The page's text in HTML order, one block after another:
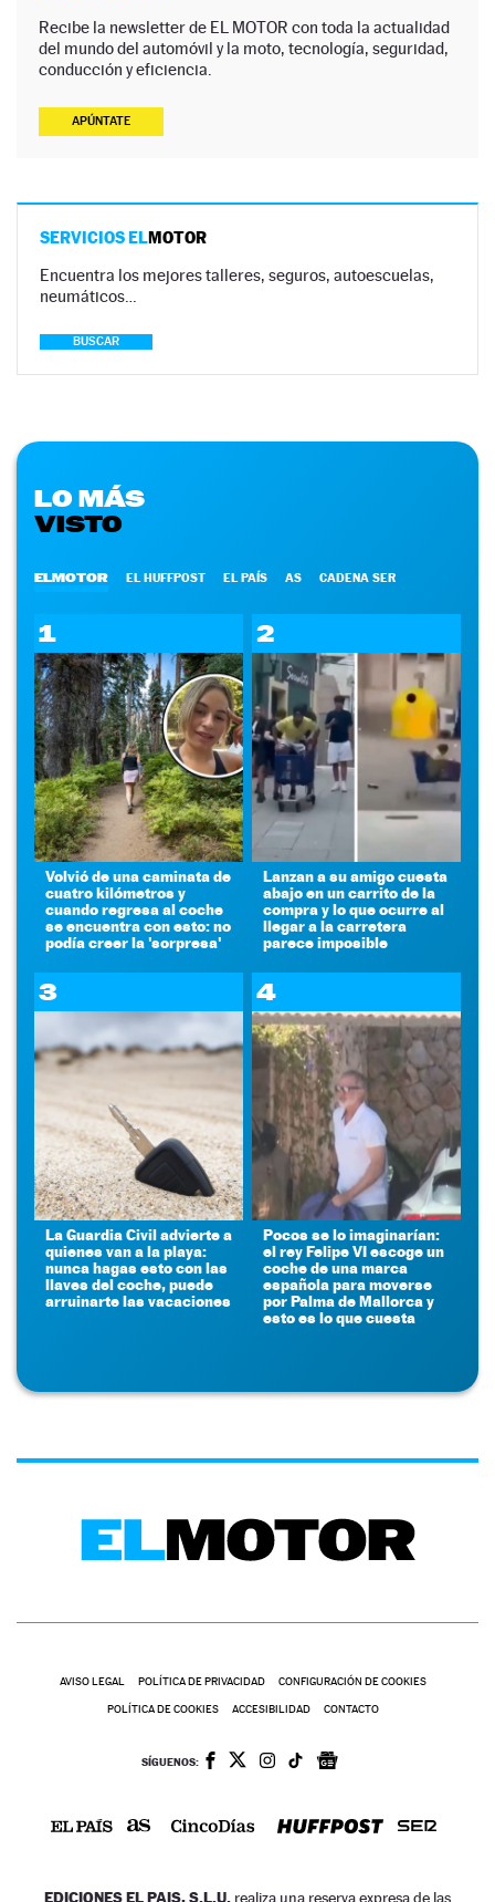
Recibe la newsletter de EL MOTOR con toda la actualidad
del mundo del automóvil y la moto, tecnología, seguridad,
conducción y eficiencia.
APÚNTATE
SERVICIOS ELMOTOR
Encuentra los mejores talleres, seguros, autoescuelas,
neumáticos…
BUSCAR
LO MÁS
VISTO
ELMOTOR EL HUFFPOST EL PAÍS AS CADENA SER
1
Volvió de una caminata de
cuatro kilómetros y
cuando regresa al coche
se encuentra con esto: no
podía creer la 'sorpresa'
2
Lanzan a su amigo cuesta
abajo en un carrito de la
compra y lo que ocurre al
llegar a la carretera
parece imposible
3
La Guardia Civil advierte a
quienes van a la playa:
nunca hagas esto con las
llaves del coche, puede
arruinarte las vacaciones
4
Pocos se lo imaginarían:
el rey Felipe VI escoge un
coche de una marca
española para moverse
por Palma de Mallorca y
esto es lo que cuesta
AVISO LEGAL POLÍTICA DE PRIVACIDAD CONFIGURACIÓN DE COOKIES
POLÍTICA DE COOKIES ACCESIBILIDAD CONTACTO
SÍGUENOS:
EDICIONES EL PAIS, S.L.U. realiza una reserva expresa de las